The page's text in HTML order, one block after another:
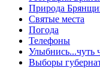
Природа
Святые места
Погода
Телефоны
Улыбнись...чуть
Выборы